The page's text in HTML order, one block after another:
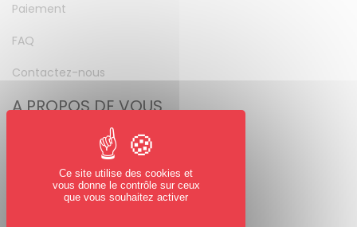
Paiement
FAQ
Contactez-nous
A PROPOS DE VOUS
Mot de passe perdu
NOUS SUIVRE
Ce site utilise des cookies et
vous donne le contrôle sur ceux
que vous souhaitez activer